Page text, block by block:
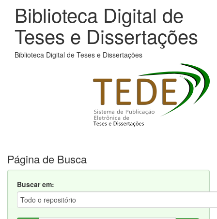
Biblioteca Digital de
Teses e Dissertações
Biblioteca Digital de Teses e Dissertações
Página de Busca
Buscar em: